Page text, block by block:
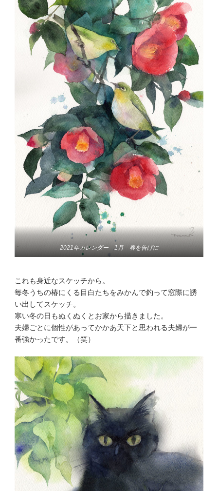
2021年カレンダー 1月 春を告げに
これも身近なスケッチから。
毎冬うちの椿にくる目白たちをみかんで釣って窓際に誘
い出してスケッチ。
寒い冬の日もぬくぬくとお家から描きました。
夫婦ごとに個性があってかかあ天下と思われる夫婦が一
番強かったです。（笑）